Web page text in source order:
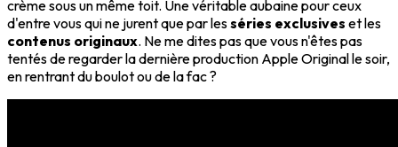
crème sous un même toit. Une véritable aubaine pour ceux
d'entre vous qui ne jurent que par lesséries exclusives et les
contenus originaux. Ne me dites pas que vous n'êtes pas
tentés de regarder la dernière production Apple Original le soir,
en rentrant du boulot ou de la fac ?